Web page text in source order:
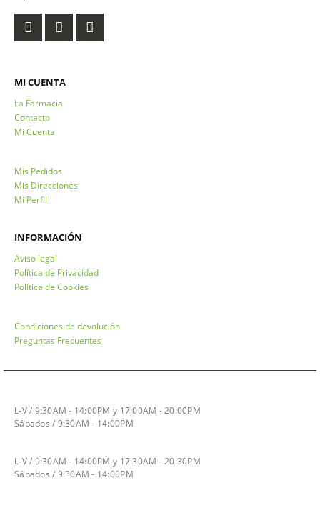
MI CUENTA
La Farmacia
Contacto
Mi Cuenta
Mis Pedidos
Mis Direcciones
Mi Perfil
INFORMACIÓN
Aviso legal
Política de Privacidad
Política de Cookies
Condiciones de devolución
Preguntas Frecuentes
L-V / 9:30AM - 14:00PM y 17:00AM - 20:00PM
Sábados / 9:30AM - 14:00PM
L-V / 9:30AM - 14:00PM y 17:30AM - 20:30PM
Sábados / 9:30AM - 14:00PM